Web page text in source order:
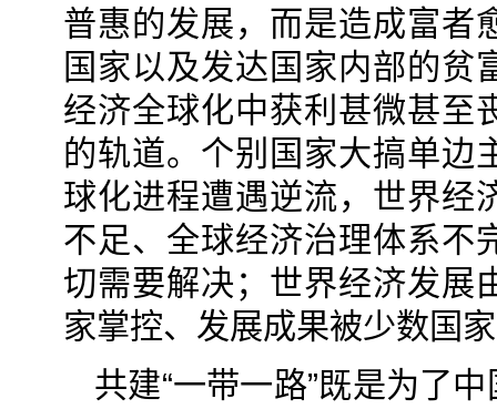
普惠的发展，而是造成富者
国家以及发达国家内部的贫
经济全球化中获利甚微甚至
的轨道。个别国家大搞单边
球化进程遭遇逆流，世界经
不足、全球经济治理体系不
切需要解决；世界经济发展
家掌控、发展成果被少数国
共建“一带一路”既是为了